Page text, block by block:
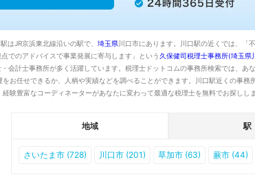
はJR京浜東北線沿いの駅で、 埼玉県川口市にあります。川口駅の近くでは、「
でのアドバイスで事業発展に寄与します」という久保健司税理士事務所(埼玉県
会計士事務所が多く活躍しています。税理士ドットコムの事務所検索では、
お任せできるか、人柄や実績などを調べることができます。川口駅近くの事務
験豊富なコーディネーターがあなたに変わって最適な税理士を無料でお探しし
地域 駅
さいたま市 (728) 川口市 (201) 草加市 (63) 蕨市 (44)